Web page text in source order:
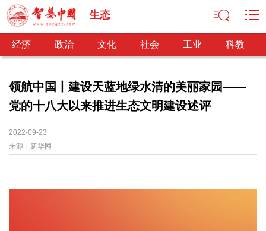
生态
经济 政治 文化 社会 工业 科教
经济
经济观察
经济转型
深化改革 依法治国 司法公正 民主政治
观察思考
领航中国丨建设天蓝地绿水清的美丽家园——
党的十八大以来推进生态文明建设述评
2022-09-23
来源： 新华网